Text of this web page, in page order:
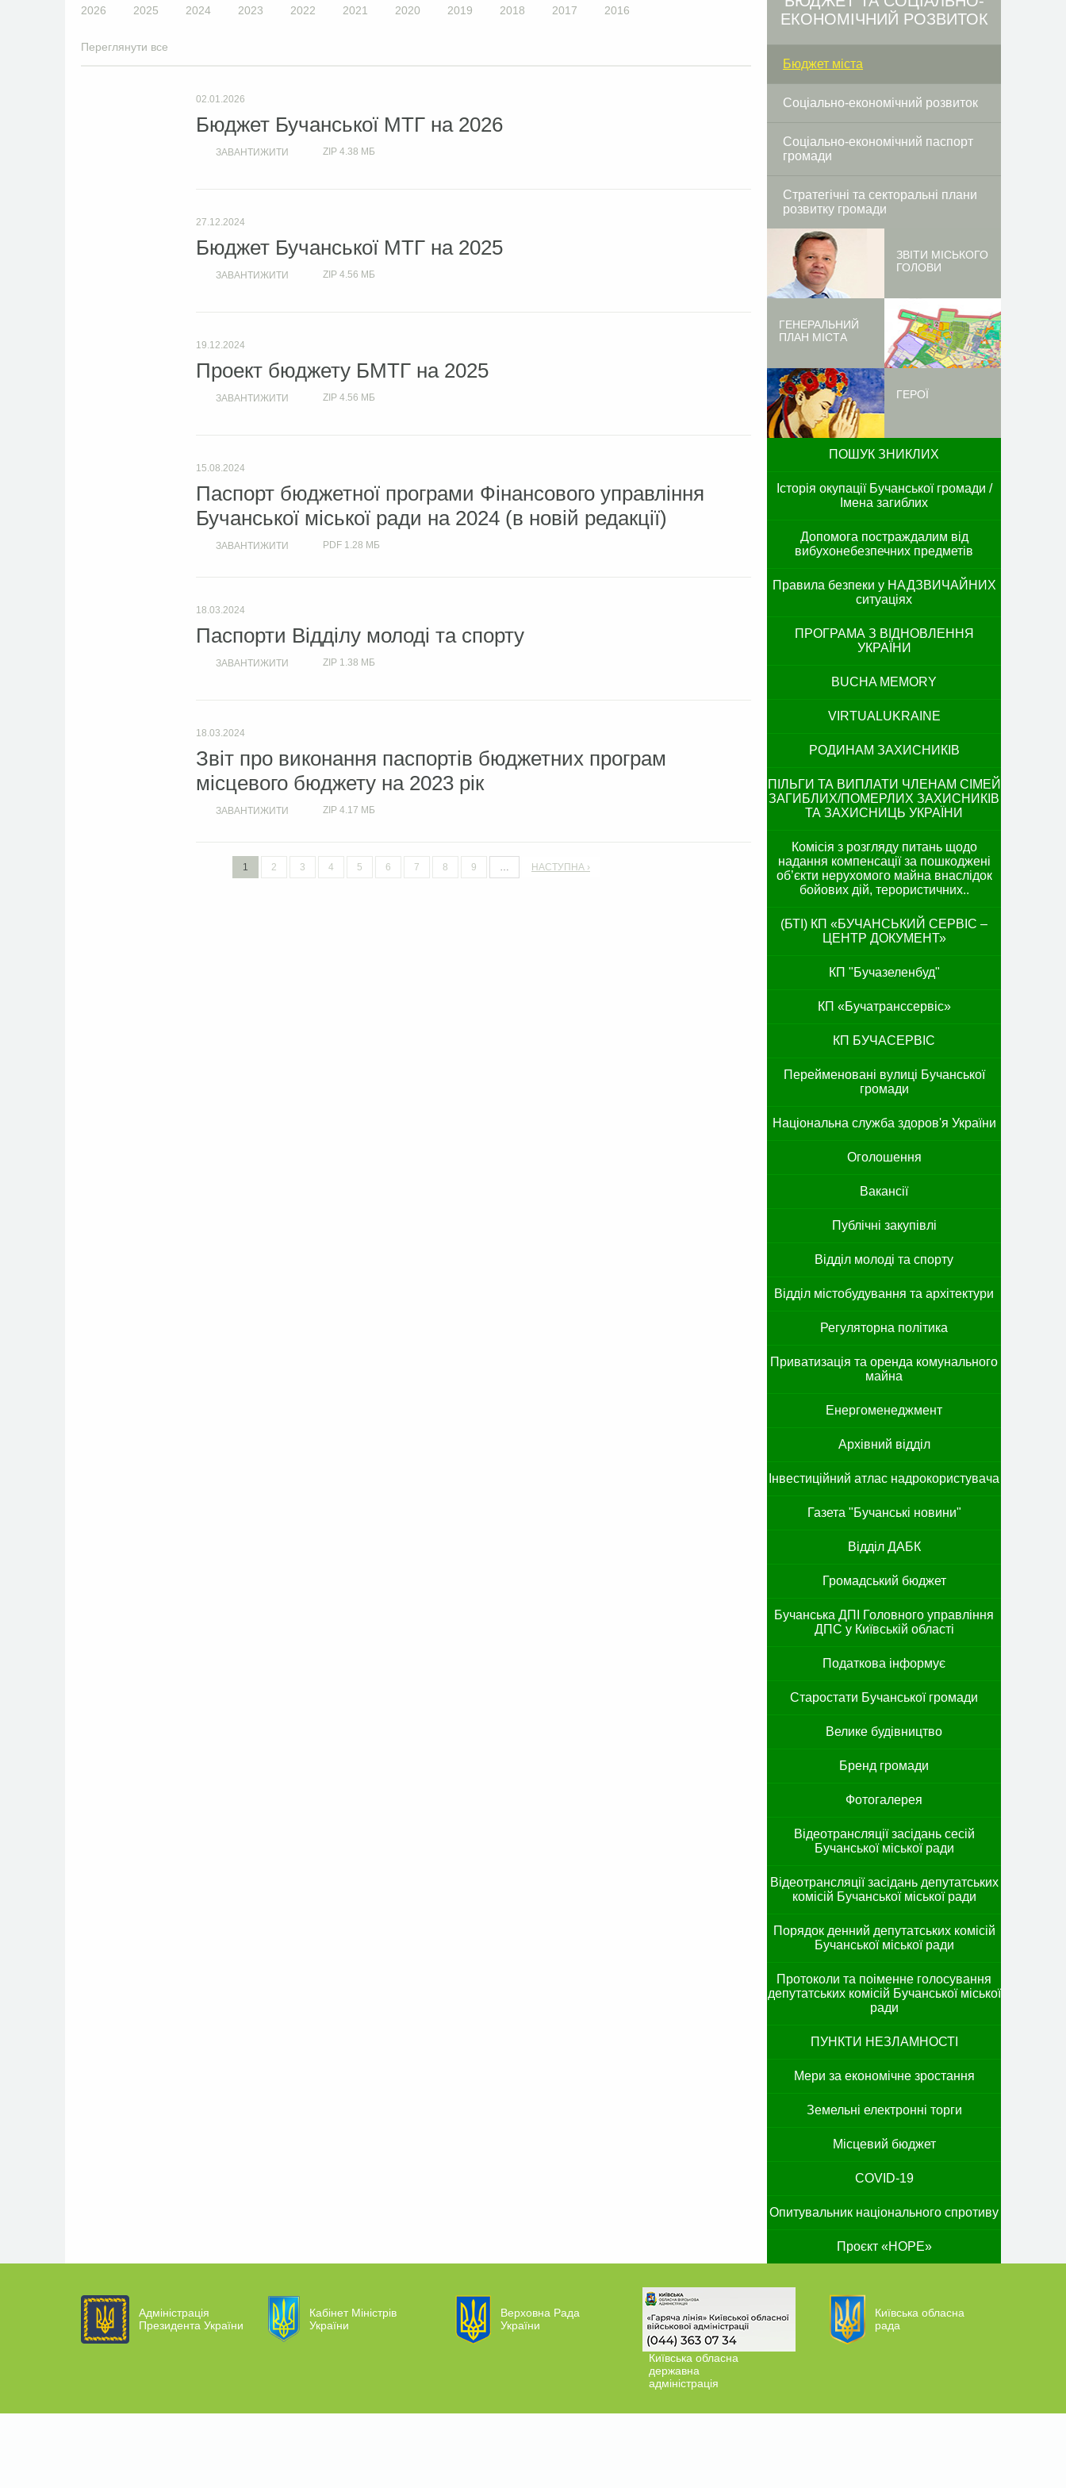
2026 2025 2024 2023 2022 2021 2020 2019 2018 2017 2016
Переглянути все
02.01.2026
Бюджет Бучанської МТГ на 2026
ЗАВАНТИЖИТИ ZIP 4.38 МБ
27.12.2024
Бюджет Бучанської МТГ на 2025
ЗАВАНТИЖИТИ ZIP 4.56 МБ
19.12.2024
Проект бюджету БМТГ на 2025
ЗАВАНТИЖИТИ ZIP 4.56 МБ
15.08.2024
Паспорт бюджетної програми Фінансового управління
Бучанської міської ради на 2024 (в новій редакції)
ЗАВАНТИЖИТИ PDF 1.28 МБ
18.03.2024
Паспорти Відділу молоді та спорту
ЗАВАНТИЖИТИ ZIP 1.38 МБ
18.03.2024
Звіт про виконання паспортів бюджетних програм
місцевого бюджету на 2023 рік
ЗАВАНТИЖИТИ ZIP 4.17 МБ
1 2 3 4 5 6 7 8 9 … НАСТУПНА ›
ЕКОНОМІЧНИЙ РОЗВИТОК
Бюджет міста
Соціально-економічний розвиток
Соціально-економічний паспорт
громади
Стратегічні та секторальні плани
розвитку громади
ЗВІТИ МІСЬКОГО
ГОЛОВИ
ГЕНЕРАЛЬНИЙ
ПЛАН МІСТА
ГЕРОЇ
ПОШУК ЗНИКЛИХ
Історія окупації Бучанської громади /
Імена загиблих
Допомога постраждалим від
вибухонебезпечних предметів
Правила безпеки у НАДЗВИЧАЙНИХ
ситуаціях
ПРОГРАМА З ВІДНОВЛЕННЯ
УКРАЇНИ
BUCHA MEMORY
VIRTUALUKRAINE
РОДИНАМ ЗАХИСНИКІВ
ПІЛЬГИ ТА ВИПЛАТИ ЧЛЕНАМ СІМЕЙ
ЗАГИБЛИХ/ПОМЕРЛИХ ЗАХИСНИКІВ
ТА ЗАХИСНИЦЬ УКРАЇНИ
Комісія з розгляду питань щодо
надання компенсації за пошкоджені
об’єкти нерухомого майна внаслідок
бойових дій, терористичних..
(БТІ) КП «БУЧАНСЬКИЙ СЕРВІС –
ЦЕНТР ДОКУМЕНТ»
КП "Бучазеленбуд"
КП «Бучатранссервіс»
КП БУЧАСЕРВІС
Перейменовані вулиці Бучанської
громади
Національна служба здоров'я України
Оголошення
Вакансії
Публічні закупівлі
Відділ молоді та спорту
Відділ містобудування та архітектури
Регуляторна політика
Приватизація та оренда комунального
майна
Енергоменеджмент
Архівний відділ
Інвестиційний атлас надрокористувача
Газета "Бучанські новини"
Відділ ДАБК
Громадський бюджет
Бучанська ДПІ Головного управління
ДПС у Київській області
Податкова інформує
Старостати Бучанської громади
Велике будівництво
Бренд громади
Фотогалерея
Відеотрансляції засідань сесій
Бучанської міської ради
Відеотрансляції засідань депутатських
комісій Бучанської міської ради
Порядок денний депутатських комісій
Бучанської міської ради
Протоколи та поіменне голосування
депутатських комісій Бучанської міської
ради
ПУНКТИ НЕЗЛАМНОСТІ
Мери за економічне зростання
Земельні електронні торги
Місцевий бюджет
COVID-19
Опитувальник національного спротиву
Проєкт «HOPE»
Адміністрація
Президента України
Кабінет Міністрів
України
Верховна Рада
України
Київська обласна
державна
адміністрація
Київська обласна
рада